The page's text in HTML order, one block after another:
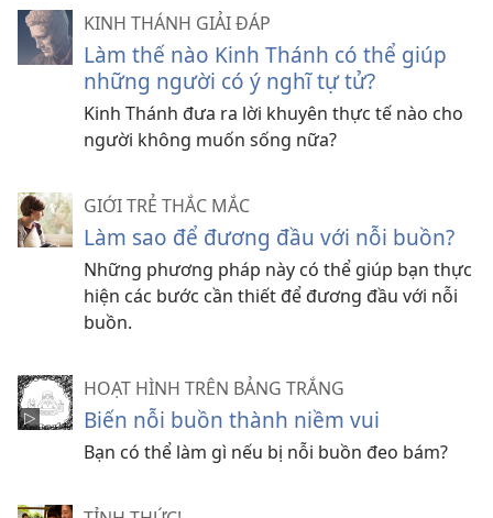
KINH THÁNH GIẢI ĐÁP
Làm thế nào Kinh Thánh có thể giúp
những người có ý nghĩ tự tử?
Kinh Thánh đưa ra lời khuyên thực tế nào cho
người không muốn sống nữa?
GIỚI TRẺ THẮC MẮC
Làm sao để đương đầu với nỗi buồn?
Những phương pháp này có thể giúp bạn thực
hiện các bước cần thiết để đương đầu với nỗi
buồn.
HOẠT HÌNH TRÊN BẢNG TRẮNG
Biến nỗi buồn thành niềm vui
Bạn có thể làm gì nếu bị nỗi buồn đeo bám?